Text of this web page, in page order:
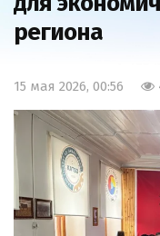
региона
15 мая 2026, 00:56